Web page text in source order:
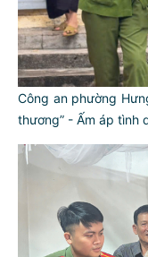
Công an phường
thương” - Ấm áp tình